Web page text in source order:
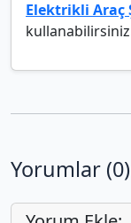
Elektrikli Araç
Yorumlar (0)